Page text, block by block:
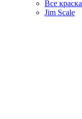
Все краска
Jim Scale